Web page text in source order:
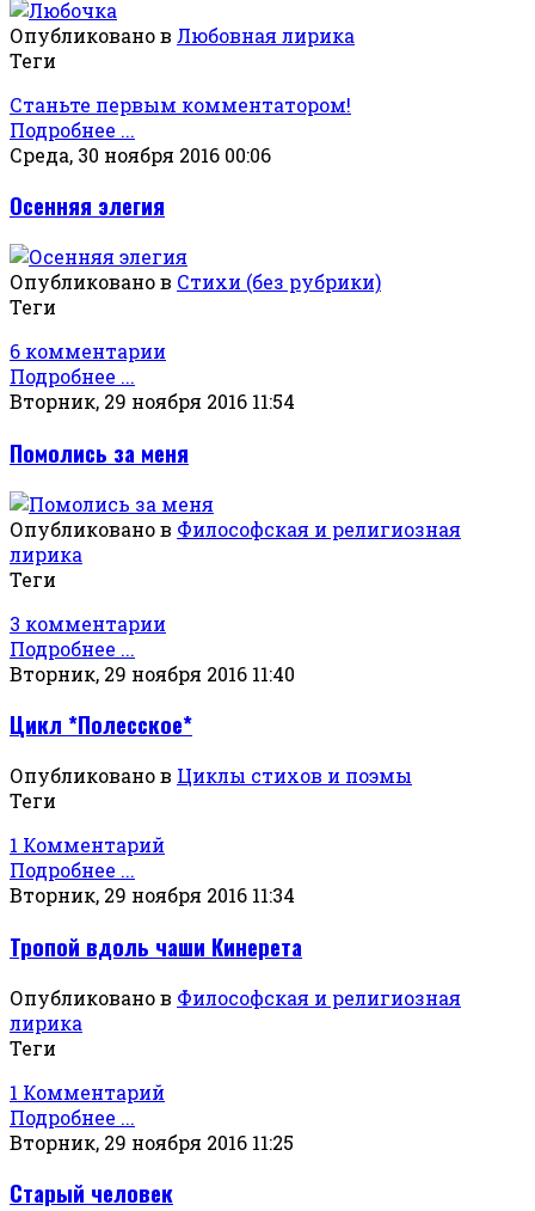
Опубликовано в Любовная лирика
Теги
Станьте первым комментатором!
Подробнее ...
Среда, 30 ноября 2016 00:06
Осенняя элегия
Опубликовано в Стихи (без рубрики)
Теги
6 комментарии
Подробнее ...
Вторник, 29 ноября 2016 11:54
Помолись за меня
Опубликовано в Философская и религиозная
лирика
Теги
3 комментарии
Подробнее ...
Вторник, 29 ноября 2016 11:40
Цикл *Полесское*
Опубликовано в Циклы стихов и поэмы
Теги
1 Комментарий
Подробнее ...
Вторник, 29 ноября 2016 11:34
Тропой вдоль чаши Кинерета
Опубликовано в Философская и религиозная
лирика
Теги
1 Комментарий
Подробнее ...
Вторник, 29 ноября 2016 11:25
Старый человек